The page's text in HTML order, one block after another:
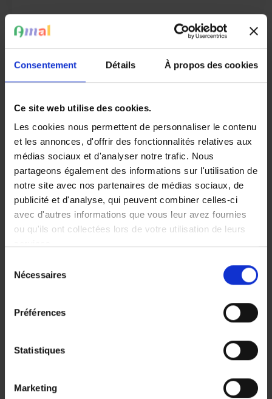
Consentement Détails À propos des cookies
Ce site web utilise des cookies.
Les cookies nous permettent de personnaliser le contenu
et les annonces, d'offrir des fonctionnalités relatives aux
médias sociaux et d'analyser notre trafic. Nous
partageons également des informations sur l'utilisation de
notre site avec nos partenaires de médias sociaux, de
publicité et d'analyse, qui peuvent combiner celles-ci
avec d'autres informations que vous leur avez fournies
ou qu'ils ont collectées lors de votre utilisation de leurs
Nécessaires
Préférences
Statistiques
Marketing
shop.free
shop.amount
Medewerker van Amal
shop.free
shop.amount
checkout.contact-title